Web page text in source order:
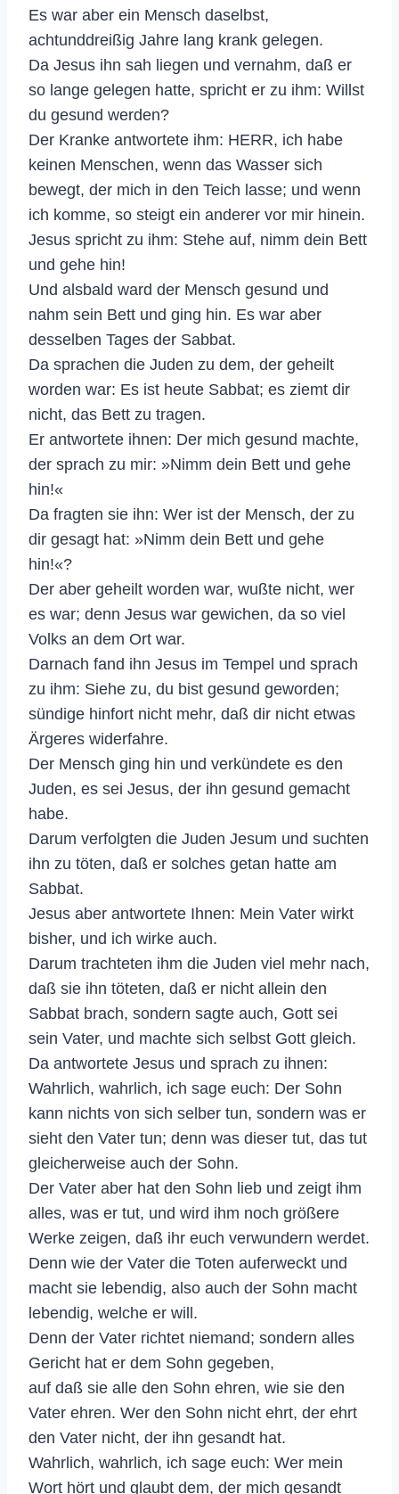
Es war aber ein Mensch daselbst,
achtunddreißig Jahre lang krank gelegen.
Da Jesus ihn sah liegen und vernahm, daß er
so lange gelegen hatte, spricht er zu ihm: Willst
du gesund werden?
Der Kranke antwortete ihm: HERR, ich habe
keinen Menschen, wenn das Wasser sich
bewegt, der mich in den Teich lasse; und wenn
ich komme, so steigt ein anderer vor mir hinein.
Jesus spricht zu ihm: Stehe auf, nimm dein Bett
und gehe hin!
Und alsbald ward der Mensch gesund und
nahm sein Bett und ging hin. Es war aber
desselben Tages der Sabbat.
Da sprachen die Juden zu dem, der geheilt
worden war: Es ist heute Sabbat; es ziemt dir
nicht, das Bett zu tragen.
Er antwortete ihnen: Der mich gesund machte,
der sprach zu mir: »Nimm dein Bett und gehe
hin!«
Da fragten sie ihn: Wer ist der Mensch, der zu
dir gesagt hat: »Nimm dein Bett und gehe
hin!«?
Der aber geheilt worden war, wußte nicht, wer
es war; denn Jesus war gewichen, da so viel
Volks an dem Ort war.
Darnach fand ihn Jesus im Tempel und sprach
zu ihm: Siehe zu, du bist gesund geworden;
sündige hinfort nicht mehr, daß dir nicht etwas
Ärgeres widerfahre.
Der Mensch ging hin und verkündete es den
Juden, es sei Jesus, der ihn gesund gemacht
habe.
Darum verfolgten die Juden Jesum und suchten
ihn zu töten, daß er solches getan hatte am
Sabbat.
Jesus aber antwortete Ihnen: Mein Vater wirkt
bisher, und ich wirke auch.
Darum trachteten ihm die Juden viel mehr nach,
daß sie ihn töteten, daß er nicht allein den
Sabbat brach, sondern sagte auch, Gott sei
sein Vater, und machte sich selbst Gott gleich.
Da antwortete Jesus und sprach zu ihnen:
Wahrlich, wahrlich, ich sage euch: Der Sohn
kann nichts von sich selber tun, sondern was er
sieht den Vater tun; denn was dieser tut, das tut
gleicherweise auch der Sohn.
Der Vater aber hat den Sohn lieb und zeigt ihm
alles, was er tut, und wird ihm noch größere
Werke zeigen, daß ihr euch verwundern werdet.
Denn wie der Vater die Toten auferweckt und
macht sie lebendig, also auch der Sohn macht
lebendig, welche er will.
Denn der Vater richtet niemand; sondern alles
Gericht hat er dem Sohn gegeben,
auf daß sie alle den Sohn ehren, wie sie den
Vater ehren. Wer den Sohn nicht ehrt, der ehrt
den Vater nicht, der ihn gesandt hat.
Wahrlich, wahrlich, ich sage euch: Wer mein
Wort hört und glaubt dem, der mich gesandt